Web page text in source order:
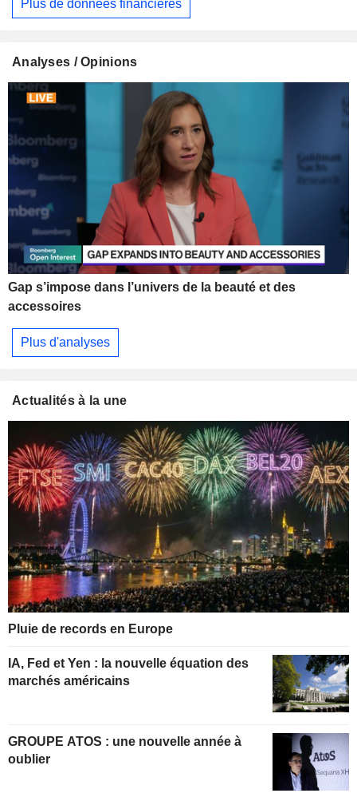
Plus de données financières
Analyses / Opinions
Gap s’impose dans l’univers de la beauté et des
accessoires
Plus d'analyses
Actualités à la une
Pluie de records en Europe
IA, Fed et Yen : la nouvelle équation des
marchés américains
GROUPE ATOS : une nouvelle année à
oublier